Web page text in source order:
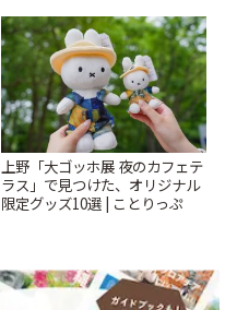
上野「大ゴッホ展 夜のカフェテ
ラス」で見つけた、オリジナル
限定グッズ10選 | ことりっぷ